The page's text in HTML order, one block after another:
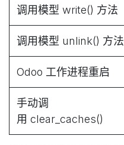
调用模型 write() 方法
调用模型 unlink() 方法
Odoo 工作进程重启
手动调
用 clear_caches()